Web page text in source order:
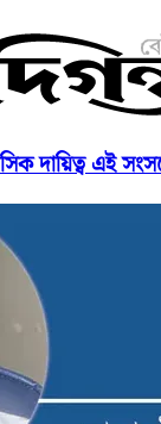
দায়িত্ব এই